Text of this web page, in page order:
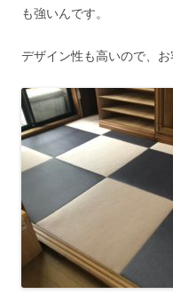
も強いんです。
デザイン性も高いので、お